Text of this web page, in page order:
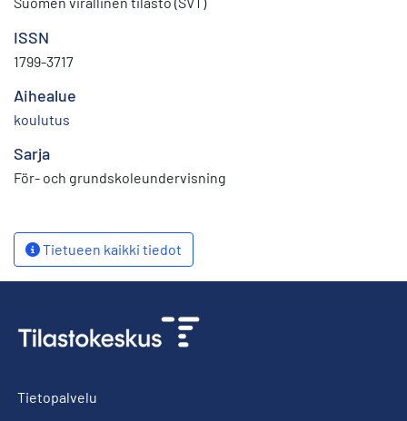
ISSN
1799-3717
Aihealue
koulutus
Sarja
För- och grundskoleundervisning
Tietueen kaikki tiedot
Tietopalvelu